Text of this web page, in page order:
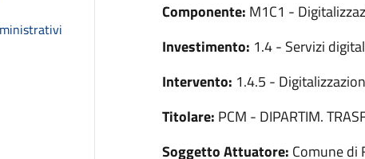
Componente: M1C1 -
Investimento: 1.4 - Servizi
Intervento: 1.4.5 -
Titolare: PCM - DIPARTIM.
Soggetto Attuatore: Comune di